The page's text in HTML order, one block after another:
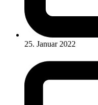
25. Januar 2022